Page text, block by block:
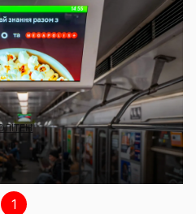
НОВИЙ КОНТЕНТ, ЯКИЙ
ЦЬОГО РАЗУ МИ ОБ’ЄДНАЛИСЯ
ЯКИЙ УЖЕ
ЕКОСИСТЕМУ ВІДЕО Й АУДІО
Megogo і
1